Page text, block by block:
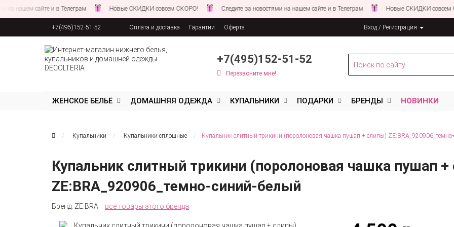
сайте и в Телеграм Новые СКИДКИ совсем СКОРО! Следите за новостями на нашем сайте и в Телеграм Новые СКИДКИ совсем
+7(495)152-51-52 Оплата и доставка Гарантии Оферта
Соглашение об обработке персональных данных
Вход / Регистрация
+7(495)152-51-52
Перезвоните мне!
ЖЕНСКОЕ БЕЛЬЁ ДОМАШНЯЯ ОДЕЖДА КУПАЛЬНИКИ ПОДАРКИ БРЕНДЫ НОВИНКИ
Купальники Купальники сплошные Купальник слитный трикини (поролоновая чашка пушап + слипы)
Купальник слитный трикини (поролоновая чашка пушап
ZE:BRA_920906_темно-синий-белый
Бренд: ZE:BRA все товары этого бренда